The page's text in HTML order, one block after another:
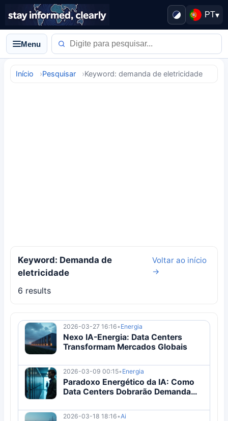
PT▾
Menu
Início Pesquisar Keyword: demanda de eletricidade
Keyword: Demanda de
eletricidade
Voltar ao início
→
6 results
2026-03-27 16:16• Energia
Nexo IA-Energia: Data Centers
Transformam Mercados Globais
2026-03-09 00:15• Energia
Paradoxo Energético da IA: Como
Data Centers Dobrarão Demanda
2026-03-18 18:16•Ai